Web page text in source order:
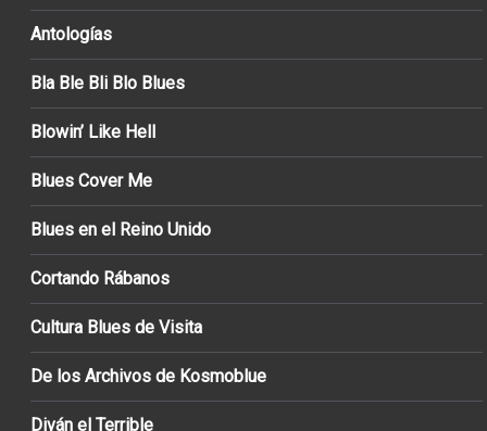
Antologías
Bla Ble Bli Blo Blues
Blowin’ Like Hell
Blues Cover Me
Blues en el Reino Unido
Cortando Rábanos
Cultura Blues de Visita
De los Archivos de Kosmoblue
Diván el Terrible